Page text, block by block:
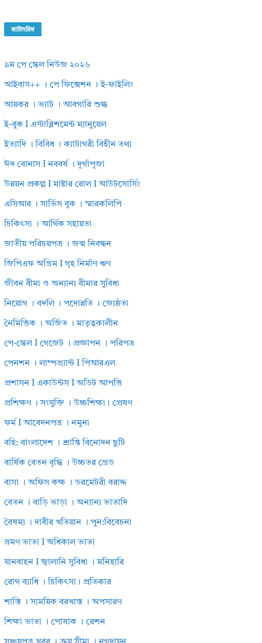
ক্যাটাগরিজ
৯ম পে স্কেল নিউজ ২০২৬
আইবাস++ । পে ফিক্সেশন । ই-ফাইলিং
আয়কর । ভ্যাট । আবগারি শুল্ক
ই-বুক I এস্টাব্লিশমেন্ট ম্যানুয়েল
ইত্যাদি । বিবিধ । ক্যাটাগরী বিহীন তথ্য
ঈদ বোনাস I নববর্ষ । দূর্গাপূজা
উন্নয়ন প্রকল্প I মাষ্টার রোল I আউটসোর্সিং
এসিআর । সার্ভিস বুক । স্মারকলিপি
চিকিৎসা । আর্থিক সহায়তা
জাতীয় পরিচয়পত্র । জন্ম নিবন্ধন
জিপিএফ অগ্রিম I গৃহ নির্মাণ ঋণ
জীবন বীমা ও অন্যান্য বীমার সুবিধা
নিয়োগ । বদলি । পদোন্নতি । জ্যেষ্ঠতা
নৈমিত্তিক । অর্জিত । মাতৃত্বকালীন
পে-স্কেল I গেজেট । প্রজ্ঞাপন । পরিপত্র
পেনশন । লাম্পগ্র্যান্ট I পিআরএল
প্রশাসন I একাউন্টস I অডিট আপত্তি
প্রশিক্ষণ । সংযুক্তি । উচ্চশিক্ষা। প্রেষণ
ফর্ম I আবেদনপত্র । নমুনা
বহি: বাংলাদেশ । শ্রান্তি বিনোদন ছুটি
বার্ষিক বেতন বৃদ্ধি । উচ্চতর গ্রেড
বাসা । অফিস কক্ষ । ডরমেটরী বরাদ্দ
বেতন । বাড়ি ভাড়া । অন্যান্য ভাতাদি
বৈষম্য । দাবীর খতিয়ান । পুন:বিবেচনা
ভ্রমণ ভাতা I অধিকাল ভাতা
যানবাহন I জ্বালানি সুবিধা । মনিহারি
রোগ ব্যাধি । চিকিৎসা। প্রতিকার
শাস্তি । সাময়িক বরখাস্ত । অপসারণ
শিক্ষা ভাতা । পোষাক । রেশন